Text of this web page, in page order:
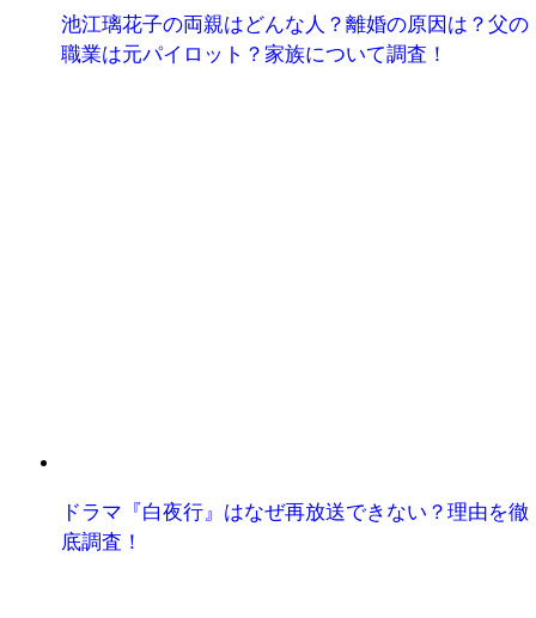
池江璃花子の両親はどんな人？離婚の原因は？父の
職業は元パイロット？家族について調査！
ドラマ『白夜行』はなぜ再放送できない？理由を徹
底調査！